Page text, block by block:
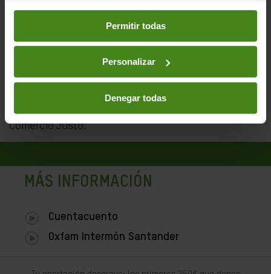
preferencias accediendo a nuestraPolítica de Cookieso
en los botones facilitados a continuación:
Permitir todas
Personalizar
Denegar todas
Tras el cuentacuentos, los niños y niñas podrán
realizar una manualidad en la que elaborarán uno de
los personajes del cuento.
El cuentacuentos lo realizará Elia, Enrique y Mabel.
Durante la actividad habrá té, café y galletas de
Comercio Justo.
MÁS INFORMACIÓN
Cuentacuento
Oxfam Intermón Santander